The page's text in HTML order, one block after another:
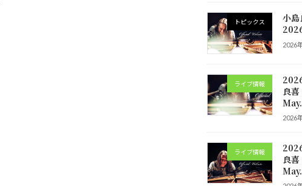
トピックス
小
2026
ライブ情報
良
2026
ライブ情報
良